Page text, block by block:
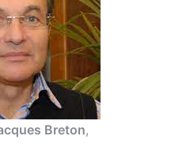
Breton,